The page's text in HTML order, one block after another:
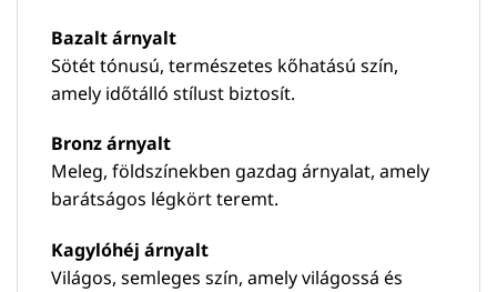
Bazalt árnyalt
Sötét tónusú, természetes kőhatású szín,
amely időtálló stílust biztosít.
Bronz árnyalt
Meleg, földszínekben gazdag árnyalat, amely
barátságos légkört teremt.
Kagylóhéj árnyalt
Világos, semleges szín, amely világossá és